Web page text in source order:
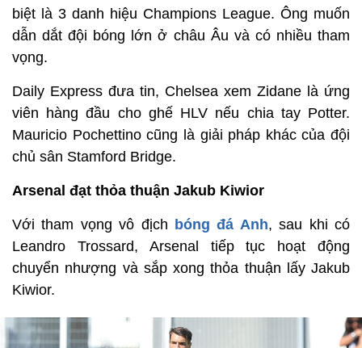
biệt là 3 danh hiệu Champions League. Ông muốn
dẫn dắt đội bóng lớn ở châu Âu và có nhiều tham
vọng.
Daily Express đưa tin, Chelsea xem Zidane là ứng
viên hàng đầu cho ghế HLV nếu chia tay Potter.
Mauricio Pochettino cũng là giải pháp khác của đội
chủ sân Stamford Bridge.
Arsenal đạt thỏa thuận Jakub Kiwior
Với tham vọng vô địch bóng đá Anh, sau khi có
Leandro Trossard, Arsenal tiếp tục hoạt động
chuyển nhượng và sắp xong thỏa thuận lấy Jakub
Kiwior.